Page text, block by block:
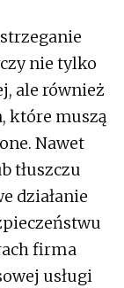
nie tylko
ale również
które muszą
Nawet
tłuszczu
działanie
firma
usługi